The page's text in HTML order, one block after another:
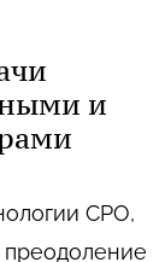
и
CPO,